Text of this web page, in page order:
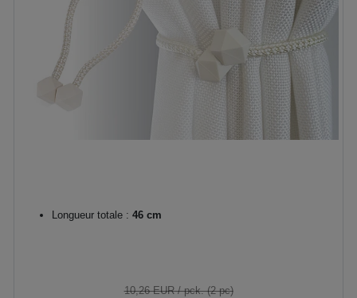
Longueur totale : 46 cm
10,26 EUR/ pck. (2 pc)